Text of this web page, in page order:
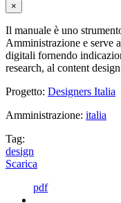
×
Il manuale è uno
Amministrazione e serve
digitali fornendo
research, al content
Progetto: Designers Italia
Amministrazione: italia
Tag:
design
Scarica
pdf